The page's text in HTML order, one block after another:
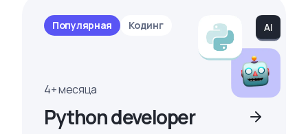
Популярная Кодинг
4+ месяца
Python developer